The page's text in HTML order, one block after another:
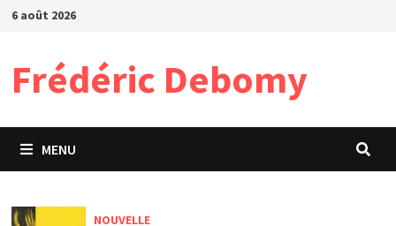
Passer
6 août 2026
Frédéric Debomy
MENU
NOUVELLE